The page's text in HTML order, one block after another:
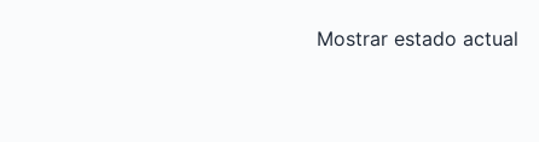
Mostrar estado actual